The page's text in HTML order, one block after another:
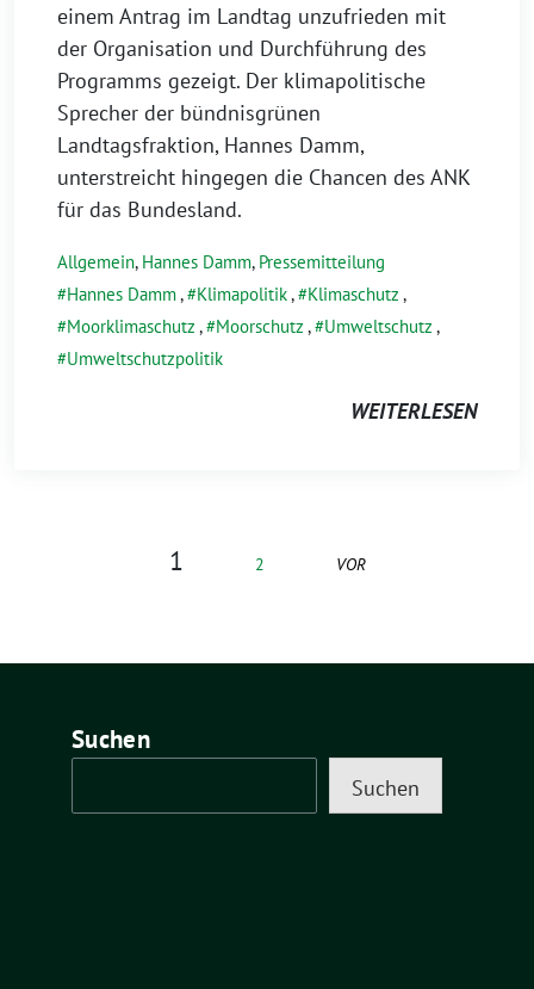
einem Antrag im Landtag unzufrieden mit
der Organisation und Durchführung des
Programms gezeigt. Der klimapolitische
Sprecher der bündnisgrünen
Landtagsfraktion, Hannes Damm,
unterstreicht hingegen die Chancen des ANK
für das Bundesland.
Allgemein, Hannes Damm, Pressemitteilung
Hannes Damm, Klimapolitik, Klimaschutz ,
Moorklimaschutz , Moorschutz , Umweltschutz ,
Umweltschutzpolitik
WEITERLESEN
1 2 VOR
Suchen
Suchen